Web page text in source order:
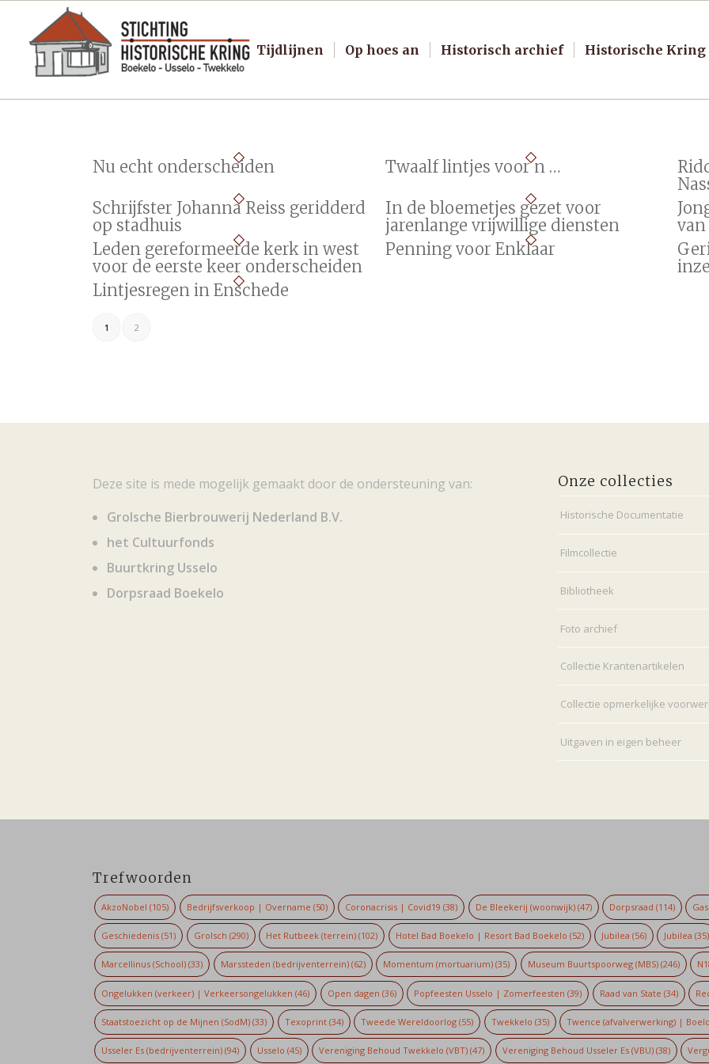
Tijdlijnen Op hoes an Historisch archief Historische Kring
Nu echt onderscheiden Twaalf lintjes voor n …
Schrijfster Johanna Reiss geridderd
op stadhuis
In de bloemetjes gezet voor
jarenlange vrijwillige diensten
Leden gereformeerde kerk in west
voor de eerste keer onderscheiden
Penning voor Enklaar
Lintjesregen in Enschede
1 2
Deze site is mede mogelijk gemaakt door de ondersteuning van:
Grolsche Bierbrouwerij Nederland B.V.
het Cultuurfonds
Buurtkring Usselo
Dorpsraad Boekelo
Onze collecties
Historische Documentatie
Filmcollectie
Bibliotheek
Foto archief
Collectie Krantenartikelen
Collectie opmerkelijke
Uitgaven in eigen beheer
Trefwoorden
AkzoNobel (105) Bedrijfsverkoop | Overname (50) Coronacrisis | Covid19 (38) De Bleekerij (woonwijk)(47) Dorpsraad (114)
Geschiedenis (51) Grolsch (290) Het Rutbeek (terrein) (102) Hotel Bad Boekelo | Resort Bad Boekelo (52) Jubilea (56) Jubilea (35)
Marcellinus (School) (33) Marssteden (bedrijventerrein)(62) Momentum (mortuarium) (35) Museum Buurtspoorweg (MBS)(246)
Ongelukken (verkeer) | Verkeersongelukken (46) Open dagen (36) Popfeesten Usselo | Zomerfeesten (39) Raad van State (34)
Staatstoezicht op de Mijnen (SodM) (33) Texoprint(34) Tweede Wereldoorlog (55) Twekkelo (35) Twence (afvalverwerking) |
Usseler Es (bedrijventerrein) (94) Usselo (45) Vereniging Behoud Twekkelo (VBT) (47) Vereniging Behoud Usseler Es (VBU)(38)